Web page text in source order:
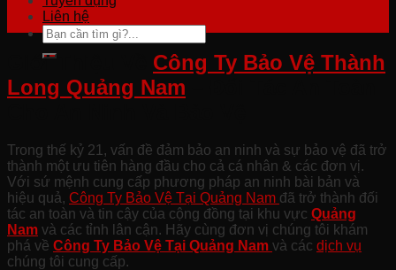
Liên hệ
Giới Thiệu Về Công Ty Bảo Vệ Thành
Long Quảng Nam
Trong thế kỷ 21, vấn đề đảm bảo an ninh và sự bảo vệ đã trở
thành một ưu tiên hàng đầu cho cả cá nhân & các đơn vị.
Với sứ mệnh cung cấp phương pháp an ninh bài bản và
hiệu quả, Công Ty Bảo Vệ Tại Quảng Nam đã trở thành đối
tác an toàn và tin cậy của cộng đồng tại khu vực Quảng
Nam và các tỉnh lân cận. Hãy cùng đơn vị chúng tôi khám
phá về Công Ty Bảo Vệ Tại Quảng Nam và các dịch vụ
chúng tôi cung cấp.